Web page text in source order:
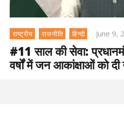
राष्ट्रीय राजनीति हिन्दी June 9,
#11 साल की सेवा:
वर्षों में जन आकांक्षाओं को